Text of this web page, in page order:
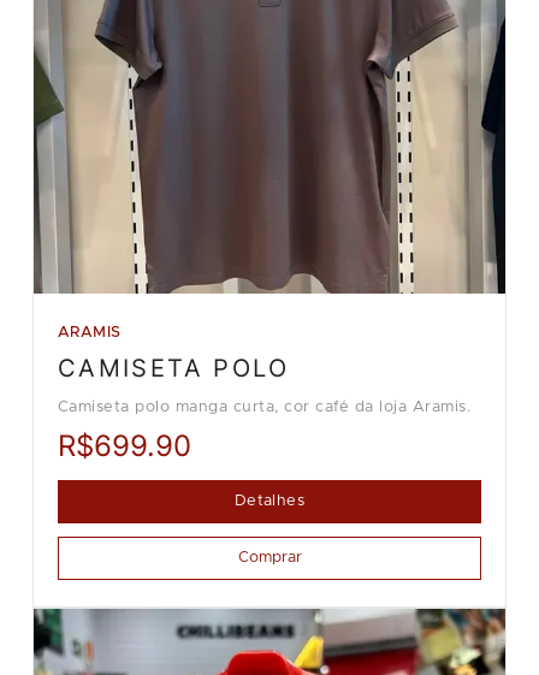
ARAMIS
CAMISETA POLO
Camiseta polo manga curta, cor café da loja Aramis.
R$699.90
Detalhes
Comprar